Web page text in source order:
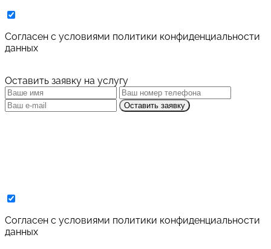
Cогласен с условиями политики конфиденциальности
данных
Оставить заявку на услугу
Оставить заявку
Cогласен с условиями политики конфиденциальности
данных